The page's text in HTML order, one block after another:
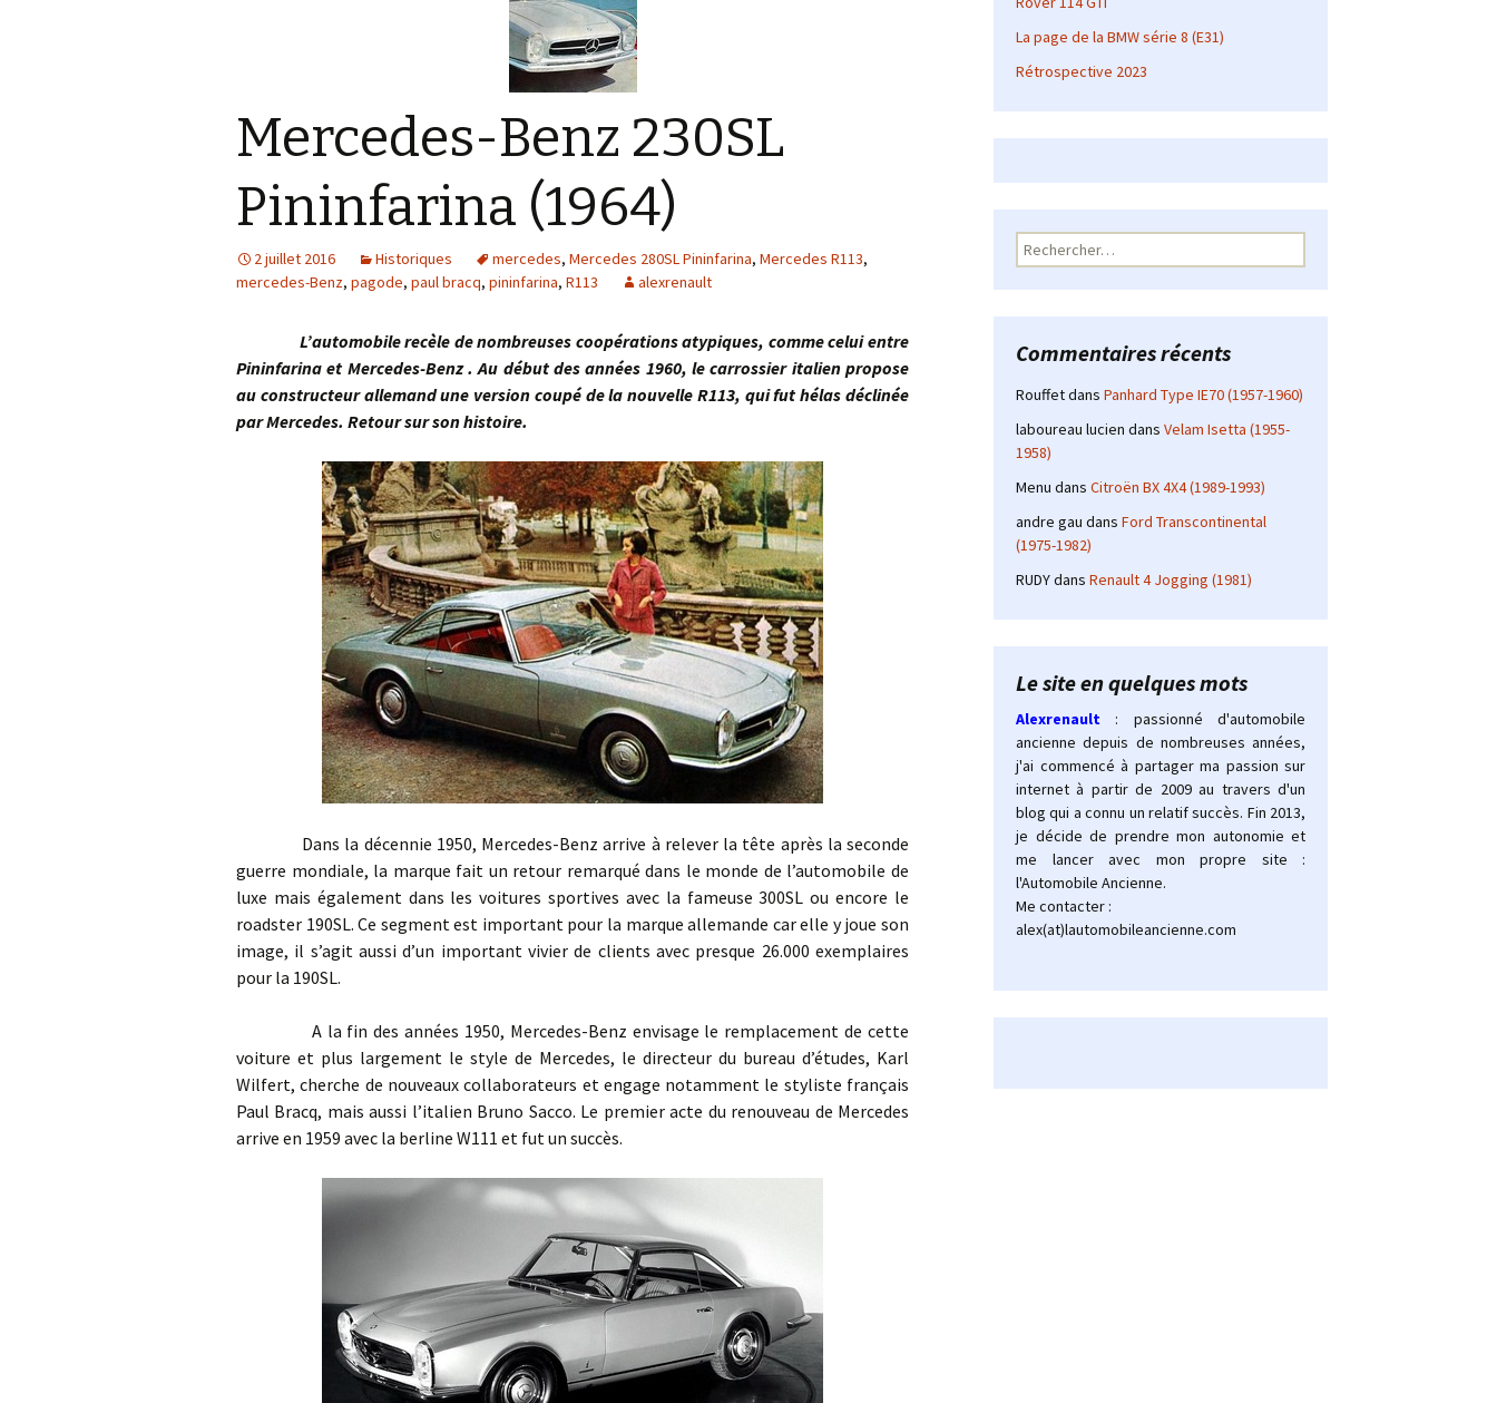
Mercedes-Benz 230SL
Pininfarina (1964)
2 juillet 2016 Historiques mercedes, Mercedes 280SL Pininfarina, Mercedes R113,
mercedes-Benz, pagode, paul bracq, pininfarina, R113 alexrenault
L’automobile recèle de nombreuses coopérations atypiques, comme celui entre
Pininfarina et Mercedes-Benz . Au début des années 1960, le carrossier italien propose
au constructeur allemand une version coupé de la nouvelle R113, qui fut hélas déclinée
par Mercedes. Retour sur son histoire.
Dans la décennie 1950, Mercedes-Benz arrive à relever la tête après la seconde
guerre mondiale, la marque fait un retour remarqué dans le monde de l’automobile de
luxe mais également dans les voitures sportives avec la fameuse 300SL ou encore le
roadster 190SL. Ce segment est important pour la marque allemande car elle y joue son
image, il s’agit aussi d’un important vivier de clients avec presque 26.000 exemplaires
pour la 190SL.
A la fin des années 1950, Mercedes-Benz envisage le remplacement de cette
voiture et plus largement le style de Mercedes, le directeur du bureau d’études, Karl
Wilfert, cherche de nouveaux collaborateurs et engage notamment le styliste français
Paul Bracq, mais aussi l’italien Bruno Sacco. Le premier acte du renouveau de Mercedes
arrive en 1959 avec la berline W111 et fut un succès.
La page de la BMW série 8 (E31)
Rétrospective 2023
Rechercher :
Commentaires récents
Rouffetdans Panhard Type IE70 (1957-1960)
laboureau lucien dans Velam Isetta (1955-
1958)
Menu dans Citroën BX 4X4 (1989-1993)
andre gau dans Ford Transcontinental
(1975-1982)
RUDYdans Renault 4 Jogging (1981)
Le site en quelques mots
Alexrenault
: passionné d'automobile
ancienne depuis de nombreuses années,
j'ai commencé à partager ma passion sur
internet à partir de 2009 au travers d'un
blog qui a connu un relatif succès. Fin 2013,
je décide de prendre mon autonomie et
me lancer avec mon propre site :
l'Automobile Ancienne.
Me contacter :
alex(at)lautomobileancienne.com